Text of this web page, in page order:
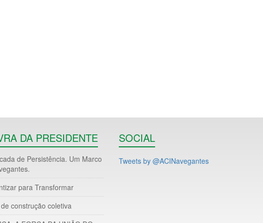
DA PRESIDENTE
de Persistência. Um Marco
para Transformar
construção coletiva
SOCIAL
Tweets by @ACINavegantes